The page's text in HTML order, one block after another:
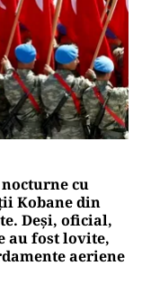
cu
Kobane din
Deși, oficial,
au fost lovite,
aeriene